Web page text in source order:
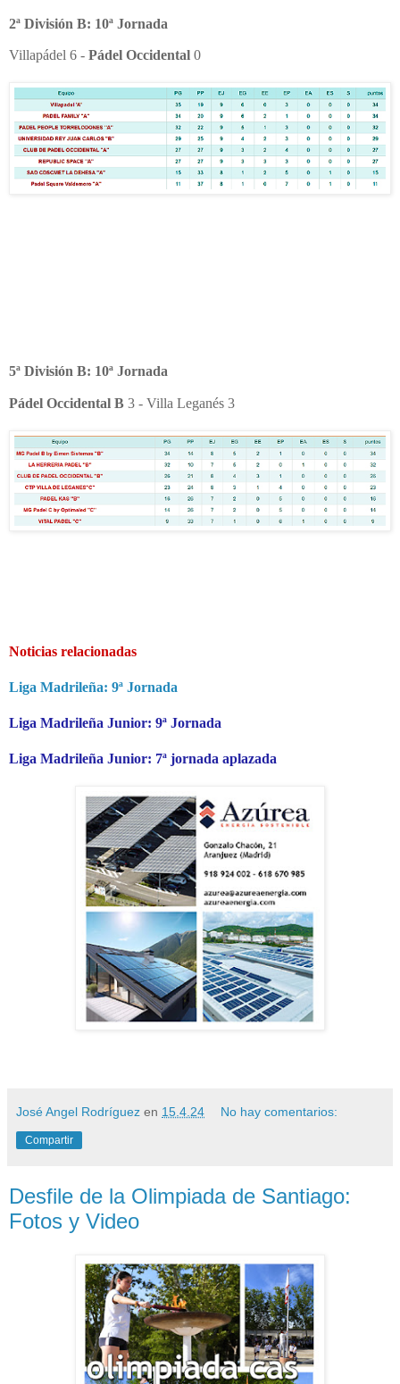
2ª División B: 10ª Jornada
Villapádel 6 - Pádel Occidental 0
5ª División B: 10ª Jornada
Pádel Occidental B 3 - Villa Leganés 3
Noticias relacionadas
Liga Madrileña: 9ª Jornada
Liga Madrileña Junior: 9ª Jornada
Liga Madrileña Junior: 7ª jornada aplazada
José Angel Rodríguez en 15.4.24 No hay comentarios:
Compartir
Desfile de la Olimpiada de Santiago:
Fotos y Video